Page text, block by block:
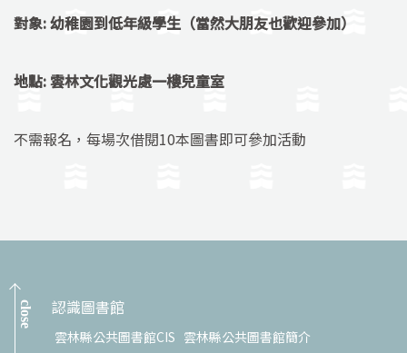
對象: 幼稚園到低年級學生（當然大朋友也歡迎參加）
地點: 雲林文化觀光處一樓兒童室
不需報名，每場次借閱10本圖書即可參加活動
close 認識圖書館
雲林縣公共圖書館CIS 雲林縣公共圖書館簡介